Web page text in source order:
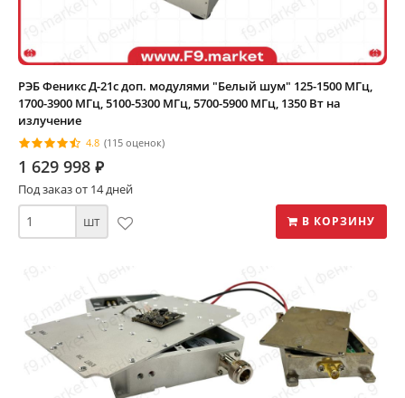
РЭБ Феникс Д-21c доп. модулями "Белый шум" 125-1500 МГц,
1700-3900 МГц, 5100-5300 МГц, 5700-5900 МГц, 1350 Вт на
излучение
4.8 (115 оценок)
1 629 998 ⃏
Под заказ от 14 дней
шт В КОРЗИНУ